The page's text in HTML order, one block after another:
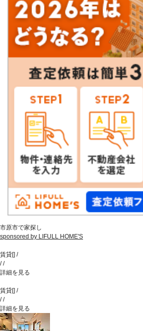
市原市で家探し
sponsored by LIFULL HOME'S
賃貸[] /
//
詳細を見る
賃貸[] /
//
詳細を見る